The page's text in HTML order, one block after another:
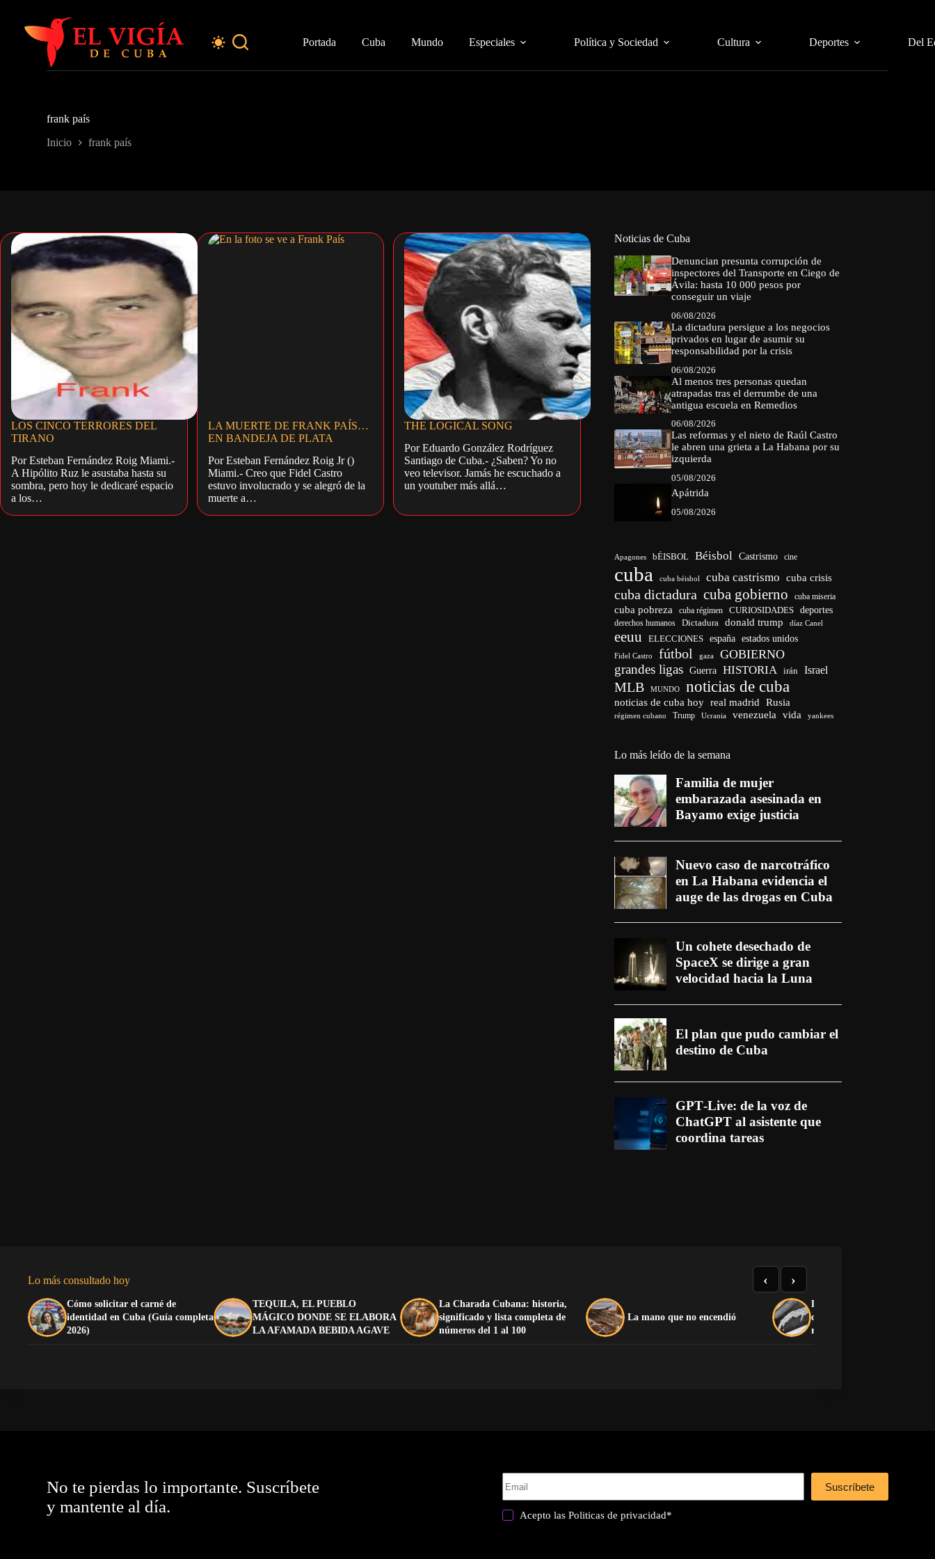
contenido
Portada
Cuba Mundo Especiales Política y Sociedad Cultura Deportes Del
frank país
Inicio frank país
LOS CINCO TERRORES DEL
TIRANO
Por Esteban Fernández Roig Miami.-
A Hipólito Ruz le asustaba hasta su
sombra, pero hoy le dedicaré espacio
a los…
LA MUERTE DE FRANK PAÍS…
EN BANDEJA DE PLATA
Por Esteban Fernández Roig Jr ()
Miami.- Creo que Fidel Castro
estuvo involucrado y se alegró de la
muerte a…
THE LOGICAL SONG
Por Eduardo González Rodríguez
Santiago de Cuba.- ¿Saben? Yo no
veo televisor. Jamás he escuchado a
un youtuber más allá…
Noticias de Cuba
Denuncian presunta corrupción de
inspectores del Transporte en Ciego de
Ávila: hasta 10 000 pesos por
conseguir un viaje
06/08/2026
La dictadura persigue a los negocios
privados en lugar de asumir su
responsabilidad por la crisis
06/08/2026
Al menos tres personas quedan
atrapadas tras el derrumbe de una
antigua escuela en Remedios
06/08/2026
Las reformas y el nieto de Raúl Castro
le abren una grieta a La Habana por su
izquierda
05/08/2026
Apátrida
05/08/2026
Apagones bÉISBOL Béisbol Castrismo cine
cuba cuba béisbol cuba castrismo cuba crisis
cuba dictadura cuba gobierno cuba miseria
cuba pobreza cuba régimen CURIOSIDADES deportes
derechos humanos Dictadura donald trump díaz Canel
eeuu ELECCIONES españa estados unidos
Fidel Castro fútbol gaza GOBIERNO
grandes ligas Guerra HISTORIA irán Israel
MLB MUNDO noticias de cuba
noticias de cuba hoy real madrid Rusia
régimen cubano Trump Ucrania venezuela vida yankees
Lo más leído de la semana
Lo más consultado hoy
Cómo solicitar el carné de
identidad en Cuba (Guía completa
2026)
TEQUILA, EL PUEBLO
MÁGICO DONDE SE ELABORA
LA AFAMADA BEBIDA AGAVE
La Charada Cubana: historia,
significado y lista completa de
números del 1 al 100
La mano que no encendió
La soberanía como disfraz:
cuando el capitalismo
revolución
‹ ›
No te pierdas lo importante. Suscríbete
y mantente al día.
Suscríbete
Acepto lasPoliticas de privacidad*